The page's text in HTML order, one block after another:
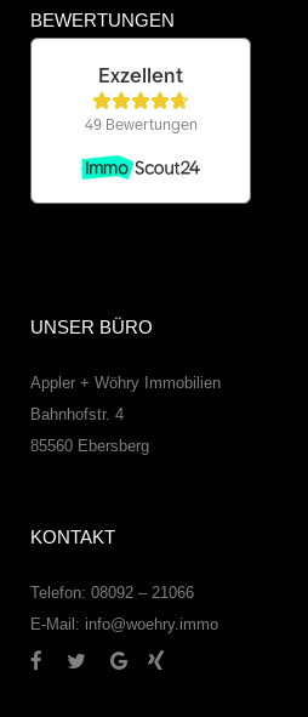
BEWERTUNGEN
UNSER BÜRO
Appler + Wöhry Immobilien
Bahnhofstr. 4
85560 Ebersberg
KONTAKT
Telefon: 08092 – 21066
E-Mail: info@woehry.immo